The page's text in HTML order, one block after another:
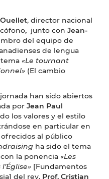
, director nacional
, junto con Jean-
del equipo de
de lengua
«Le tournant
(El cambio
han sido abiertos
por Jean Paul
los valores y el estilo
en particular en
ofrecidos al público
ha sido el tema
la ponencia «Les
[Fundamentos
del rev. Prof. Cristian